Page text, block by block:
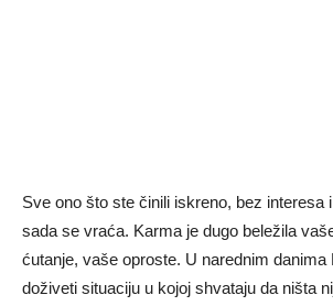
Sve ono što ste činili iskreno, bez interesa
sada se vraća. Karma je dugo beležila
ćutanje, vaše oproste. U narednim danima
doživeti situaciju u kojoj shvataju da ništa